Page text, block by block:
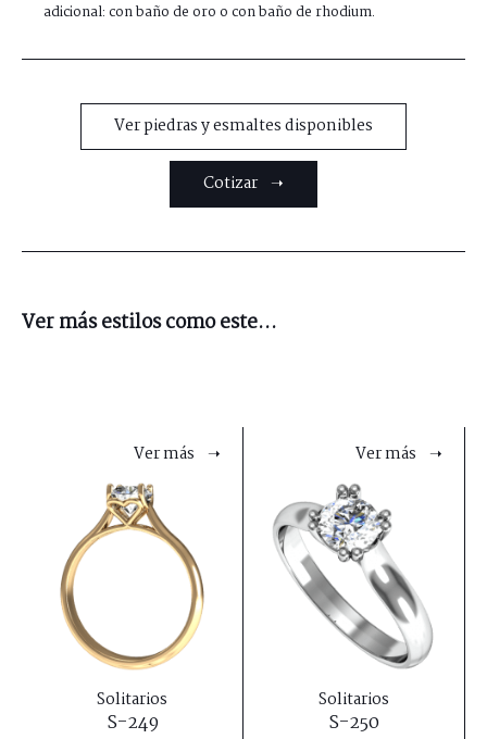
adicional: con baño de oro o con baño de rhodium.
Ver piedras y esmaltes disponibles
Cotizar ➝
Ver más estilos como este...
Ver más ➝
Solitarios
S-249
Ver más ➝
Solitarios
S-250